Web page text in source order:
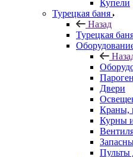
Купели
Турецкая баня
Назад
Турецкая
Двери
Краны,
Курны
Пульты